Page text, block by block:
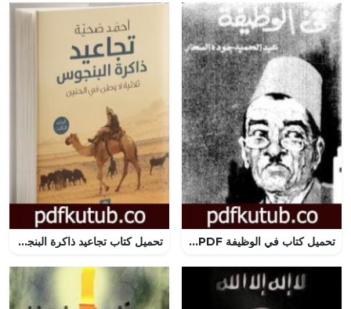
تحميل كتاب في الوظيفة PDF تأليف عبد الحميد جودة السحار مجانا [كامل] تحميل كتاب تجاعيد ذاكرة البنجوس – الجزء الثالث من ثلاثية لا وطن في الحنين PDF تأليف أحمد ضحية مجانا [كامل]